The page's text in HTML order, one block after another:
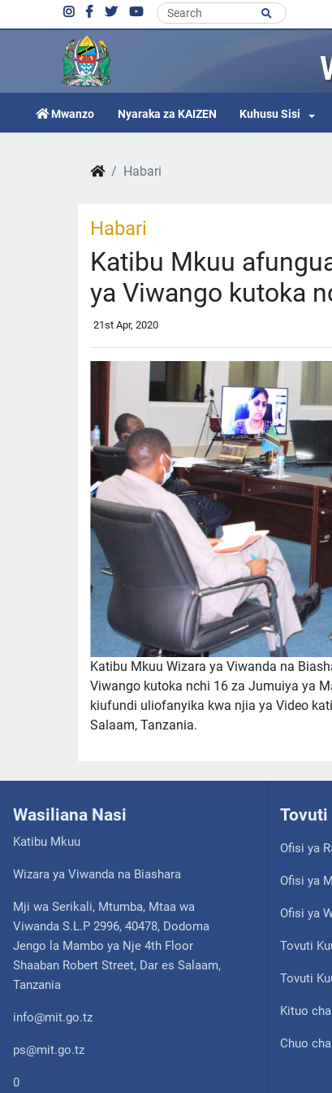
Mwanzo Nyaraka za KAIZEN Kuhusu Sisi
Habari
Habari
Katibu Mkuu
ya Viwango kutoka
21st Apr, 2020
Katibu Mkuu Wizara ya Viwanda na
Viwango kutoka nchi 16 za Jumuiya ya
kiufundi uliofanyika kwa njia ya Video
Salaam, Tanzania.
Wasiliana Nasi
Katibu Mkuu
Wizara ya Viwanda na Biashara
Mji wa Serikali, Mtumba, Mtaa wa
Viwanda S.L.P 2996, 40478, Dodoma
Jengo la Mambo ya Nje 4th Floor
Shaaban Robert Street, Dar es Salaam,
Tanzania
info@mit.go.tz
ps@mit.go.tz
0
Tovuti
Ofisi ya
Ofisi ya
Ofisi ya
Tovuti
Tovuti
Kituo
Chuo